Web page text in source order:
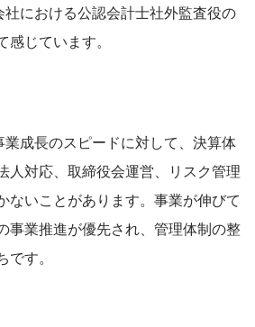
における公認会計士社外監査役の
じています。
成長のスピードに対して、決算体
人対応、取締役会運営、リスク管理
ないことがあります。事業が伸びて
事業推進が優先され、管理体制の整
す。